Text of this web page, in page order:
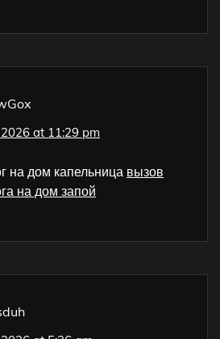
2026 at 11:29 pm
на дом капельница вызов
на дом запой